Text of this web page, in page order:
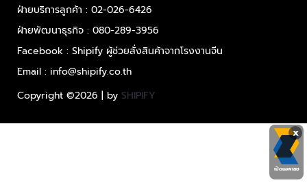
ฝ่ายบริการลูกค้า : 02-026-6426
ฝ่ายพัฒนาธุรกิจ : 080-289-3956
Facebook : Shipify ผู้ช่วยสั่งสินค้าจากโรงงานจีน
Email : info@shipify.co.th
Copyright ©2026 | by SHIPIFY
x
เปิดแอพเลย